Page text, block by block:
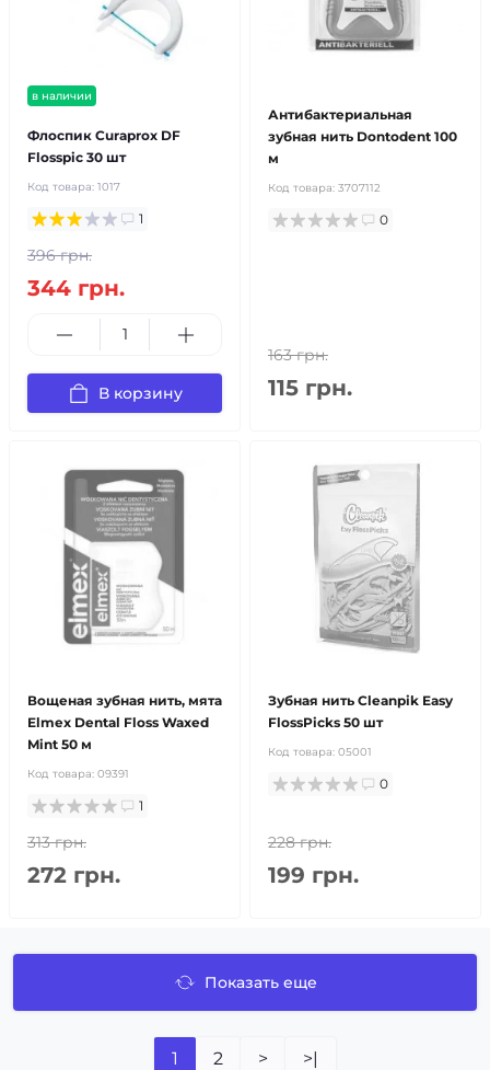
в наличии
Флоспик Curaprox DF
Flosspic 30 шт
Код товара: 1017
1
396 грн.
344 грн.
В корзину
Антибактериальная
зубная нить Dontodent 100
м
Код товара: 3707112
0
163 грн.
115 грн.
Вощеная зубная нить, мята
Elmex Dental Floss Waxed
Mint 50 м
Код товара: 09391
1
313 грн.
272 грн.
Зубная нить Cleanpik Easy
FlossPicks 50 шт
Код товара: 05001
0
228 грн.
199 грн.
Показать еще
1 2 > >|